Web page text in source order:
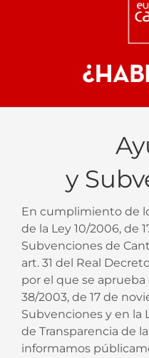
y
En cumplimiento de
de la Ley 10/2006, de
Subvenciones de
art. 31 del Real
por el que se
38/2003, de 17 de
Subvenciones y en la
de Transparencia de
informamos